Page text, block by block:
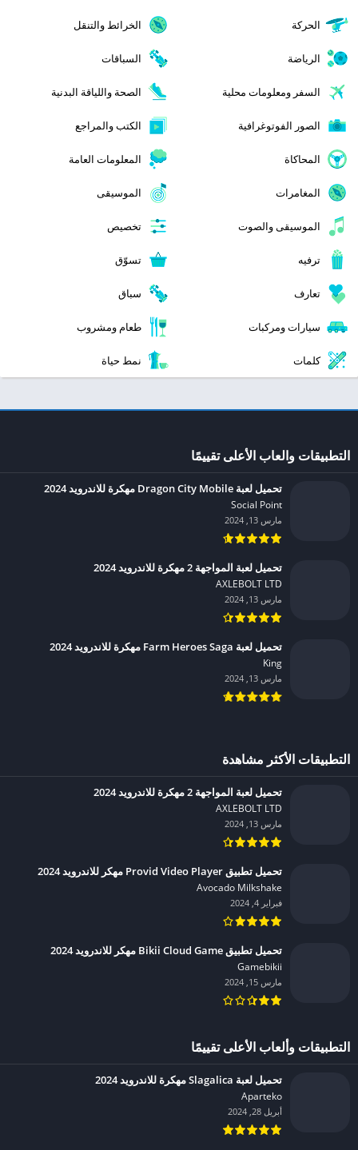
الحركة الخرائط والتنقل
الرياضة السباقات
السفر ومعلومات محلية الصحة واللياقة البدنية
الصور الفوتوغرافية الكتب والمراجع
المحاكاة المعلومات العامة
المغامرات الموسيقى
الموسيقى والصوت تخصيص
ترفيه تسوّق
تعارف سباق
سيارات ومركبات طعام ومشروب
كلمات نمط حياة
التطبيقات والعاب الأعلى تقييمًا
تحميل لعبة Dragon City Mobile مهكرة للاندرويد 2024
Social Point‏
مارس 13, 2024
تحميل لعبة المواجهة 2 مهكرة للاندرويد 2024
AXLEBOLT LTD‏
مارس 13, 2024
تحميل لعبة Farm Heroes Saga مهكرة للاندرويد 2024
King‏
مارس 13, 2024
التطبيقات الأكثر مشاهدة
تحميل لعبة المواجهة 2 مهكرة للاندرويد 2024
AXLEBOLT LTD‏
مارس 13, 2024
تحميل تطبيق Provid Video Player مهكر للاندرويد 2024
Avocado Milkshake‏
فبراير 4, 2024
تحميل تطبيق Bikii Cloud Game مهكر للاندرويد 2024
Gamebikii‏
مارس 15, 2024
التطبيقات وألعاب الأعلى تقييمًا
تحميل لعبة Slagalica مهكرة للاندرويد 2024
Aparteko‏
أبريل 28, 2024